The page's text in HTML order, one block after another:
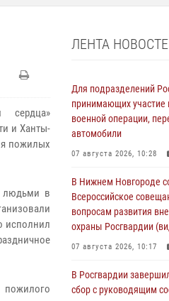
сердца»
и Ханты-
пожилых
людьми в
исполнил
пожилого
ЛЕНТА
Для подразделений
принимающих участие
военной операции,
автомобили
07 августа 2026, 10:28
В Нижнем Новгороде
Всероссийское
вопросам развития
охраны Росгвардии
07 августа 2026, 10:17
В Росгвардии
сбор с руководящим